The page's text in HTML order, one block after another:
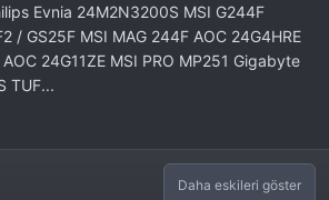
Evnia 24M2N3200S MSI G244F
/ GS25F MSI MAG 244F AOC 24G4HRE
24G11ZE MSI PRO MP251 Gigabyte
TUF...
Daha eskileri göster